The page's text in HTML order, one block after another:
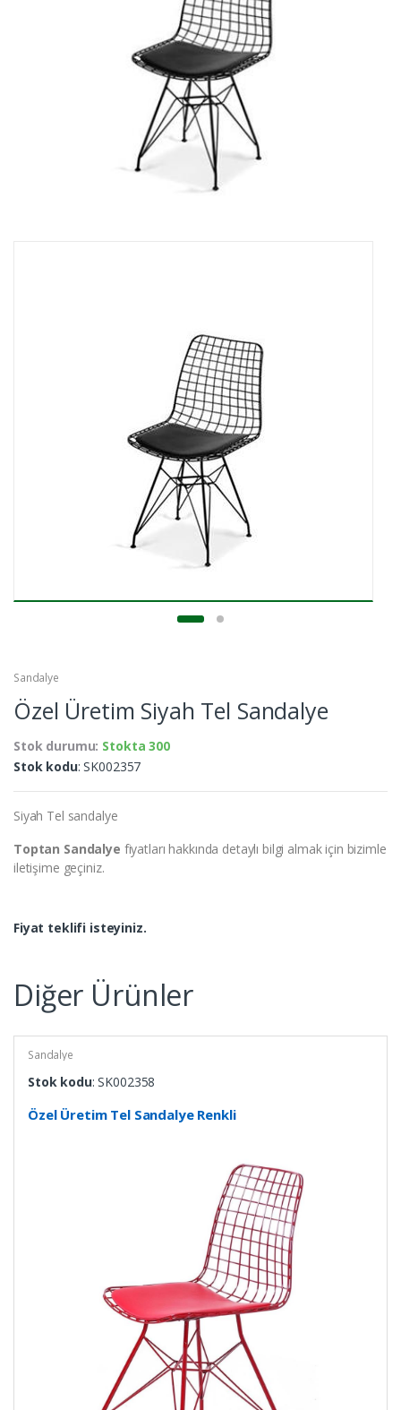
Sandalye
Özel Üretim Siyah Tel Sandalye
Stok durumu: Stokta 300
Stok kodu: SK002357
Siyah Tel sandalye
Toptan Sandalye fiyatları hakkında detaylı bilgi almak için bizimle
iletişime geçiniz.
Fiyat teklifi isteyiniz.
Diğer Ürünler
Sandalye
Stok kodu: SK002358
Özel Üretim Tel Sandalye Renkli